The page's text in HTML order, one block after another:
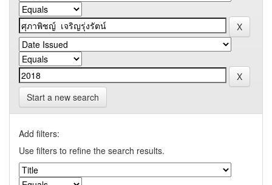
Start a new search
Add filters:
Use filters to refine the search results.